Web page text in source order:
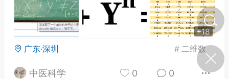
·特急预警】关
急提示
+18
广东·深圳
#二维数
中医科学 0 0